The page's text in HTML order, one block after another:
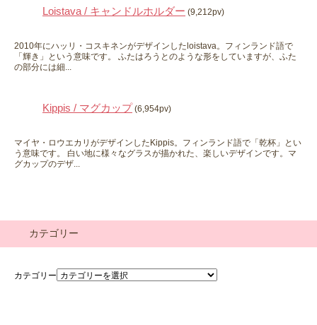
Loistava / キャンドルホルダー (9,212pv)
2010年にハッリ・コスキネンがデザインしたloistava。フィンランド語で
「輝き」という意味です。 ふたはろうとのような形をしていますが、ふた
の部分には細...
Kippis / マグカップ (6,954pv)
マイヤ・ロウエカリがデザインしたKippis。フィンランド語で「乾杯」とい
う意味です。 白い地に様々なグラスが描かれた、楽しいデザインです。マ
グカップのデザ...
カテゴリー
カテゴリー